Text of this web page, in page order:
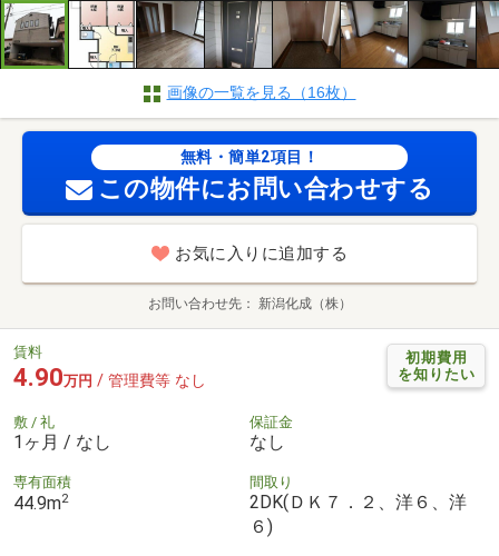
画像の一覧を見る（16枚）
無料・簡単2項目！
この物件にお問い合わせする
お気に入りに追加する
お問い合わせ先 新潟化成（株）
初期費用
を知りたい
賃料
4.90万円 / 管理費等 なし
敷 / 礼
1ヶ月 / なし
保証金
なし
専有面積
44.9m2
間取り
2DK(ＤＫ７．２、洋６、洋
６)